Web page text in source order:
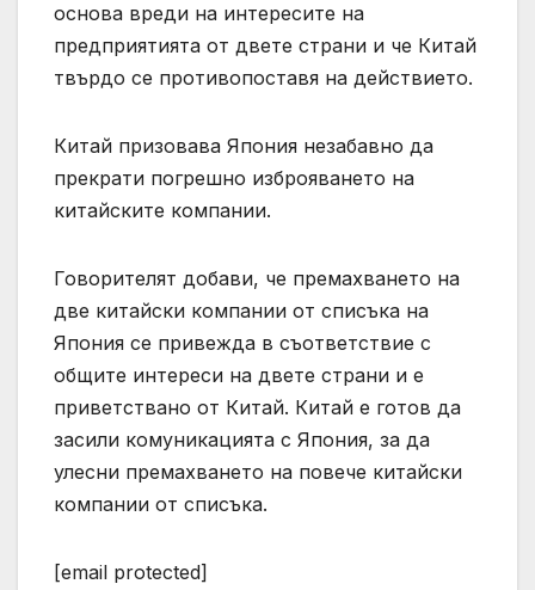
основа вреди на интересите на
предприятията от двете страни и че Китай
твърдо се противопоставя на действието.
Китай призовава Япония незабавно да
прекрати погрешно изброяването на
китайските компании.
Говорителят добави, че премахването на
две китайски компании от списъка на
Япония се привежда в съответствие с
общите интереси на двете страни и е
приветствано от Китай. Китай е готов да
засили комуникацията с Япония, за да
улесни премахването на повече китайски
компании от списъка.
[email protected]